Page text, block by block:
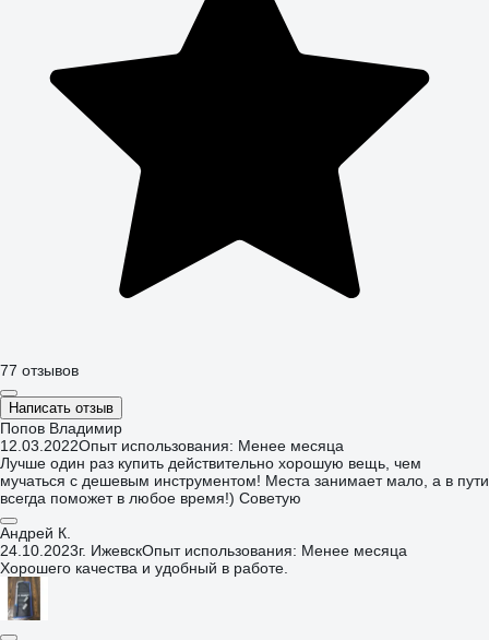
77 отзывов
Написать отзыв
Попов Владимир
12.03.2022Опыт использования: Менее месяца
Лучше один раз купить действительно хорошую вещь, чем
мучаться с дешевым инструментом! Места занимает мало, а в пути
всегда поможет в любое время!) Советую
Андрей К.
24.10.2023г. ИжевскОпыт использования: Менее месяца
Хорошего качества и удобный в работе.